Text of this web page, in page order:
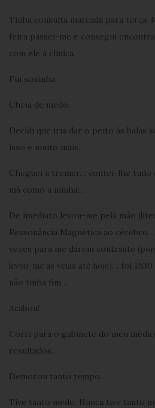
Tinha consulta marcada para terça-
feira passei-me e consegui
com ele à clínica.
Fui sozinha.
Cheia de medo.
Decidi que iria dar o peito às balas
isso e muito mais.
Cheguei a tremer… contei-lhe tudo
má como a minha…
De imediato levou-me pela mão
Ressonância Magnética ao
vezes para me darem contraste
levou-me as veias até hoje)… foi 1h30
não tinha fim…
Acabou!
Corri para o gabinete do meu
resultados…
Demorou tanto tempo…
Tive tanto medo. Nunca tive tanto